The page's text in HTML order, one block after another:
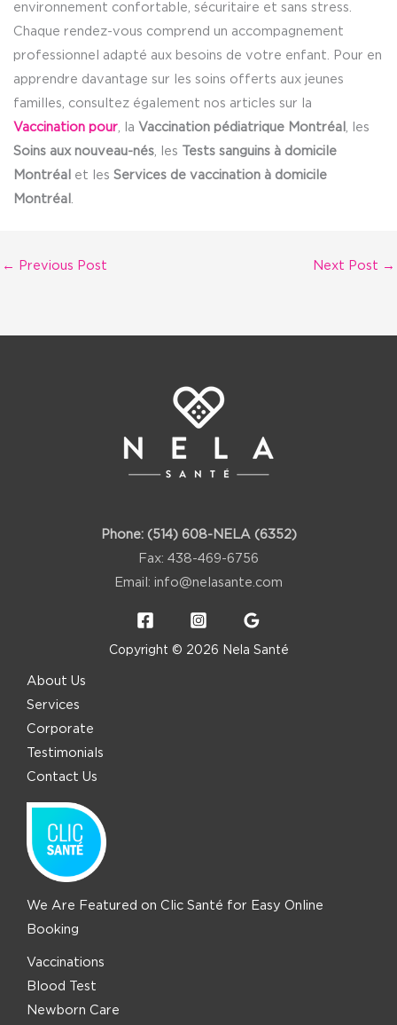
environnement confortable, sécuritaire et sans stress.
Chaque rendez-vous comprend un accompagnement
professionnel adapté aux besoins de votre enfant. Pour en
apprendre davantage sur les soins offerts aux jeunes
familles, consultez également nos articles sur la
Vaccination pour, la Vaccination pédiatrique Montréal , les
Soins aux nouveau-nés, les Tests sanguins à domicile
Montréal et les Services de vaccination à domicile
Montréal
← Previous Post Next Post →
Phone: (514) 608-NELA (6352)
Fax: 438-469-6756
Email: info@nelasante.com
Copyright © 2026 Nela Santé
About Us
Services
Corporate
Testimonials
Contact Us
We Are Featured on Clic Santé for Easy Online
Booking
Vaccinations
Blood Test
Newborn Care